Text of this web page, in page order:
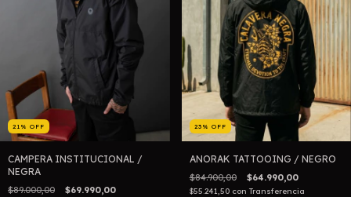
21 % OFF
CAMPERA INSTITUCIONAL /
NEGRA
$89.000,00 $69.990,00
23 % OFF
ANORAK TATTOOING / NEGRO
$84.900,00 $64.990,00
$55.241,50 con Transferencia